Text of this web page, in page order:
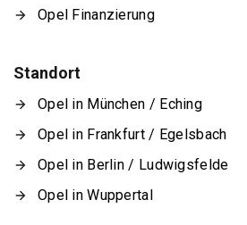
Opel Finanzierung
Standort
Opel in München / Eching
Opel in Frankfurt / Egelsbach
Opel in Berlin / Ludwigsfelde
Opel in Wuppertal